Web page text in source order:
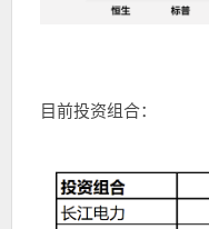
目前投资组合：